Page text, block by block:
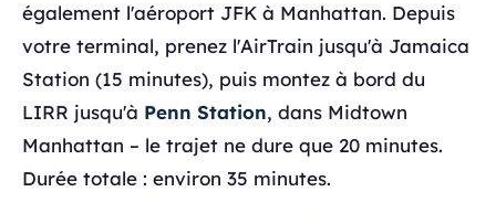
également l'aéroport JFK à Manhattan. Depuis
votre terminal, prenez l'AirTrain jusqu'à Jamaica
Station (15 minutes), puis montez à bord du
LIRR jusqu'à Penn Station, dans Midtown
Manhattan – le trajet ne dure que 20 minutes.
Durée totale : environ 35 minutes.